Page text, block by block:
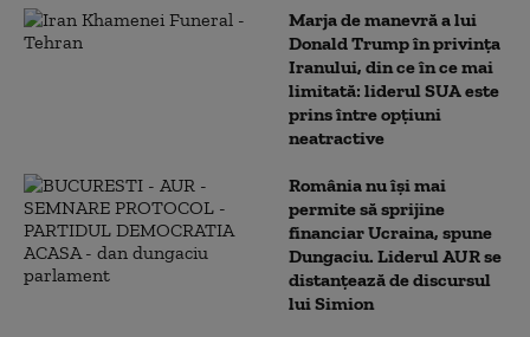
Marja de manevră a lui
Donald Trump în privința
Iranului, din ce în ce mai
limitată: liderul SUA este
prins între opțiuni
neatractive
România nu își mai
permite să sprijine
financiar Ucraina, spune
Dungaciu. Liderul AUR se
distanțează de discursul
lui Simion